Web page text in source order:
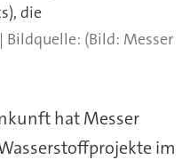
die
(Bild: Messer
hat Messer
im